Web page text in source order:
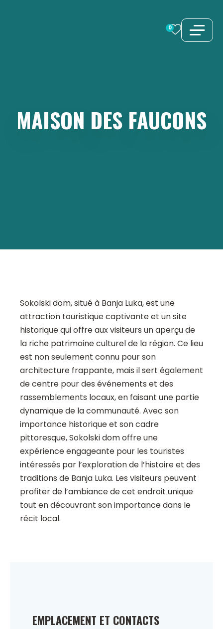
0
MAISON DES FAUCONS
Sokolski dom, situé à Banja Luka, est une
attraction touristique captivante et un site
historique qui offre aux visiteurs un aperçu de
la riche patrimoine culturel de la région. Ce lieu
est non seulement connu pour son
architecture frappante, mais il sert également
de centre pour des événements et des
rassemblements locaux, en faisant une partie
dynamique de la communauté. Avec son
importance historique et son cadre
pittoresque, Sokolski dom offre une
expérience engageante pour les touristes
intéressés par l’exploration de l’histoire et des
traditions de Banja Luka. Les visiteurs peuvent
profiter de l’ambiance de cet endroit unique
tout en découvrant son importance dans le
récit local.
EMPLACEMENT ET CONTACTS